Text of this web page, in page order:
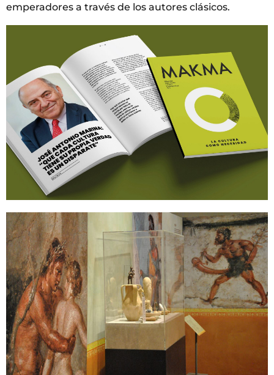
emperadores a través de los autores clásicos.